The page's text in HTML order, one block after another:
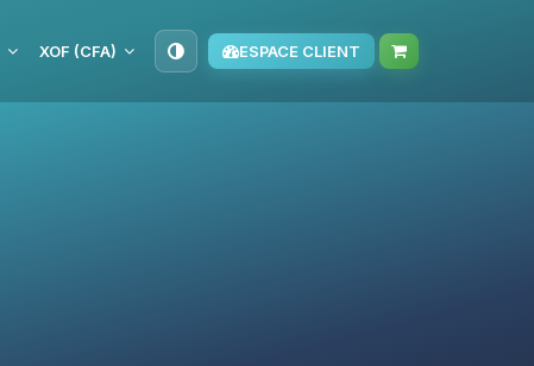
XOF (CFA) ESPACE CLIENT